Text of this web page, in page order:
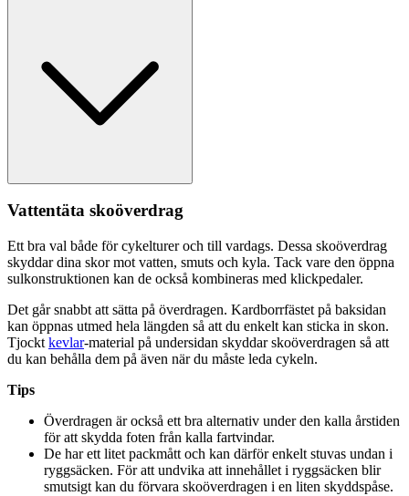
Vattentäta skoöverdrag
Ett bra val både för cykelturer och till vardags. Dessa skoöverdrag
skyddar dina skor mot vatten, smuts och kyla. Tack vare den öppna
sulkonstruktionen kan de också kombineras med klickpedaler.
Det går snabbt att sätta på överdragen. Kardborrfästet på baksidan
kan öppnas utmed hela längden så att du enkelt kan sticka in skon.
Tjockt kevlar-material på undersidan skyddar skoöverdragen så att
du kan behålla dem på även när du måste leda cykeln.
Tips
Överdragen är också ett bra alternativ under den kalla årstiden
för att skydda foten från kalla fartvindar.
De har ett litet packmått och kan därför enkelt stuvas undan i
ryggsäcken. För att undvika att innehållet i ryggsäcken blir
smutsigt kan du förvara skoöverdragen i en liten skyddspåse.